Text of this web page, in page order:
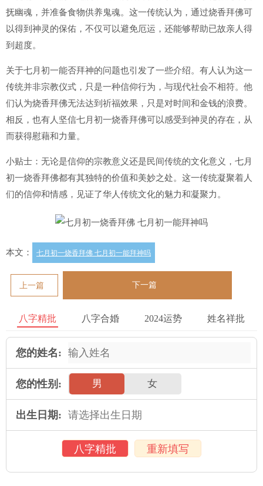
抚幽魂，并准备食物供养鬼魂。这一传统认为，通过烧香拜佛可
以得到神灵的保佑，不仅可以避免厄运，还能够帮助已故亲人得
到超度。
关于七月初一能否拜神的问题也引发了一些介绍。有人认为这一
传统并非宗教仪式，只是一种信仰行为，与现代社会不相符。他
们认为烧香拜佛无法达到祈福效果，只是对时间和金钱的浪费。
相反，也有人坚信七月初一烧香拜佛可以感受到神灵的存在，从
而获得慰藉和力量。
小贴士：无论是信仰的宗教意义还是民间传统的文化意义，七月
初一烧香拜佛都有其独特的价值和美妙之处。这一传统凝聚着人
们的信仰和情感，见证了华人传统文化的魅力和凝聚力。
本文： 七月初一烧香拜佛 七月初一能拜神吗
上一篇 下一篇
八字精批 八字合婚 2024运势 姓名祥批
您的姓名:
您的性别: 男 女
出生日期:
八字精批 重新填写